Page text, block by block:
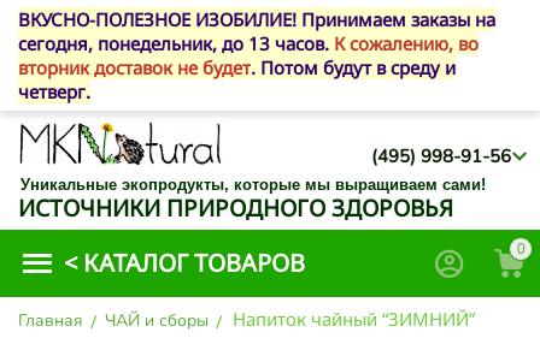
ВКУСНО-ПОЛЕЗНОЕ ИЗОБИЛИЕ! Принимаем заказы на
сегодня, понедельник, до 13 часов. К сожалению, во
вторник доставок не будет. Потом будут в среду и
четверг.
(495) 998-91-56
Уникальные экопродукты, которые мы выращиваем сами!
ИСТОЧНИКИ ПРИРОДНОГО ЗДОРОВЬЯ
< КАТАЛОГ ТОВАРОВ 0
Главная / ЧАЙ и сборы / Напиток чайный “ЗИМНИЙ”